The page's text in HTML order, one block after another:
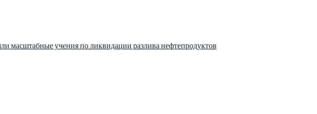
масштабные учения по ликвидации разлива нефтепродуктов